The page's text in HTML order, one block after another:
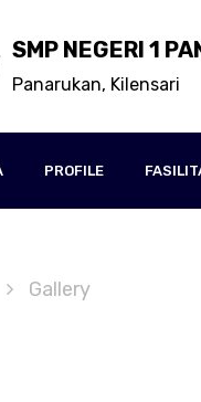
SMP NEGERI 1
Panarukan, Kilensari
PROFILE
Gallery